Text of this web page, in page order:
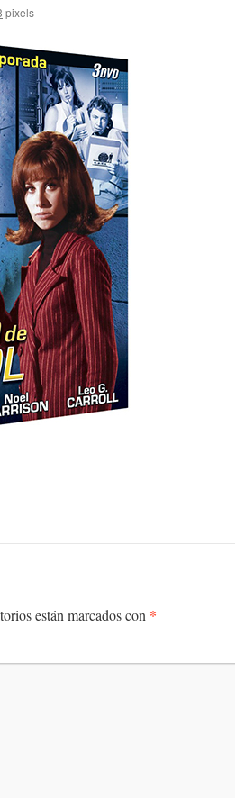
pixels
están marcados con *